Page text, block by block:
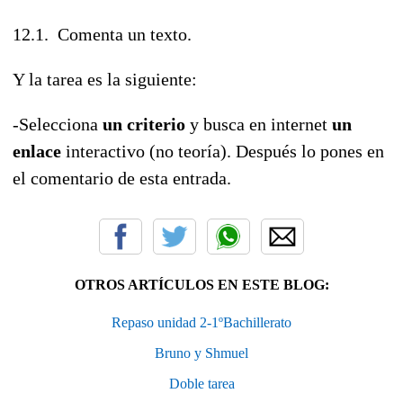
12.1. Comenta un texto.
Y la tarea es la siguiente:
-Selecciona un criterio y busca en internet un
enlace interactivo (no teoría). Después lo pones en
el comentario de esta entrada.
OTROS ARTÍCULOS EN ESTE BLOG:
Repaso unidad 2-1ºBachillerato
Bruno y Shmuel
Doble tarea